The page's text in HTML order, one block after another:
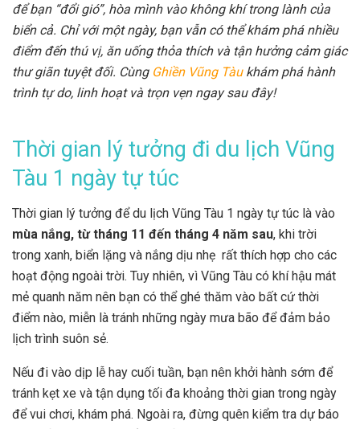
để bạn “đổi gió”, hòa mình vào không khí trong lành của
biển cả. Chỉ với một ngày, bạn vẫn có thể khám phá nhiều
điểm đến thú vị, ăn uống thỏa thích và tận hưởng cảm giác
thư giãn tuyệt đối. Cùng Ghiền Vũng Tàukhám phá hành
trình tự do, linh hoạt và trọn vẹn ngay sau đây!
Thời gian lý tưởng đi du lịch Vũng
Tàu 1 ngày tự túc
Thời gian lý tưởng để du lịch Vũng Tàu 1 ngày tự túc là vào
mùa nắng, từ tháng 11 đến tháng 4 năm sau, khi trời
trong xanh, biển lặng và nắng dịu nhẹ rất thích hợp cho các
hoạt động ngoài trời. Tuy nhiên, vì Vũng Tàu có khí hậu mát
mẻ quanh năm nên bạn có thể ghé thăm vào bất cứ thời
điểm nào, miễn là tránh những ngày mưa bão để đảm bảo
lịch trình suôn sẻ.
Nếu đi vào dịp lễ hay cuối tuần, bạn nên khởi hành sớm để
tránh kẹt xe và tận dụng tối đa khoảng thời gian trong ngày
để vui chơi, khám phá. Ngoài ra, đừng quên kiểm tra dự báo